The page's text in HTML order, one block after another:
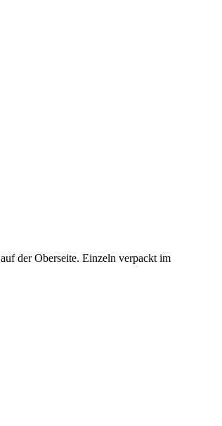
auf der Oberseite. Einzeln verpackt im